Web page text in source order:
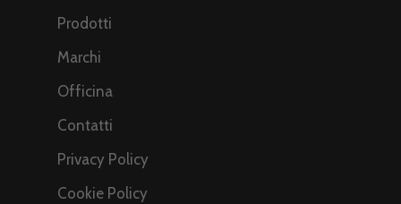
Prodotti
Marchi
Officina
Contatti
Privacy Policy
Cookie Policy